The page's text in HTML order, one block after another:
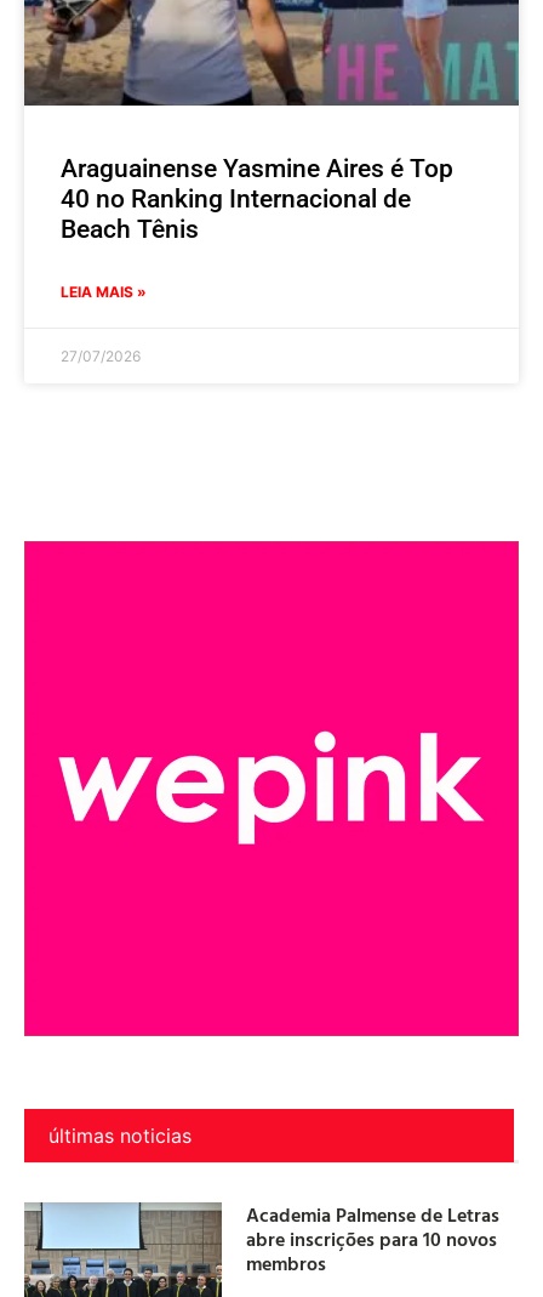
Araguainense Yasmine Aires é Top
40 no Ranking Internacional de
Beach Tênis
LEIA MAIS »
27/07/2026
últimas noticias
Academia Palmense de Letras
abre inscrições para 10 novos
membros